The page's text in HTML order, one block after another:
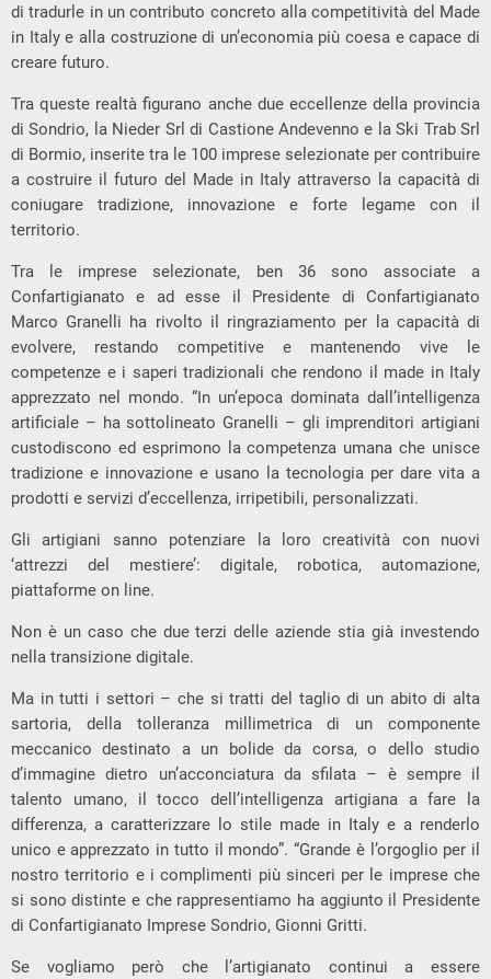
di tradurle in un contributo concreto alla competitività del Made
in Italy e alla costruzione di un’economia più coesa e capace di
creare futuro.
Tra queste realtà figurano anche due eccellenze della provincia
di Sondrio, la Nieder Srl di Castione Andevenno e la Ski Trab Srl
di Bormio, inserite tra le 100 imprese selezionate per contribuire
a costruire il futuro del Made in Italy attraverso la capacità di
coniugare tradizione, innovazione e forte legame con il
territorio.
Tra le imprese selezionate, ben 36 sono associate a
Confartigianato e ad esse il Presidente di Confartigianato
Marco Granelli ha rivolto il ringraziamento per la capacità di
evolvere, restando competitive e mantenendo vive le
competenze e i saperi tradizionali che rendono il made in Italy
apprezzato nel mondo. “In un’epoca dominata dall’intelligenza
artificiale – ha sottolineato Granelli – gli imprenditori artigiani
custodiscono ed esprimono la competenza umana che unisce
tradizione e innovazione e usano la tecnologia per dare vita a
prodotti e servizi d’eccellenza, irripetibili, personalizzati.
Gli artigiani sanno potenziare la loro creatività con nuovi
‘attrezzi del mestiere’: digitale, robotica, automazione,
piattaforme on line.
Non è un caso che due terzi delle aziende stia già investendo
nella transizione digitale.
Ma in tutti i settori – che si tratti del taglio di un abito di alta
sartoria, della tolleranza millimetrica di un componente
meccanico destinato a un bolide da corsa, o dello studio
d’immagine dietro un’acconciatura da sfilata – è sempre il
talento umano, il tocco dell’intelligenza artigiana a fare la
differenza, a caratterizzare lo stile made in Italy e a renderlo
unico e apprezzato in tutto il mondo”. “Grande è l’orgoglio per il
nostro territorio e i complimenti più sinceri per le imprese che
si sono distinte e che rappresentiamo ha aggiunto il Presidente
di Confartigianato Imprese Sondrio, Gionni Gritti.
Se vogliamo però che l’artigianato continui a essere